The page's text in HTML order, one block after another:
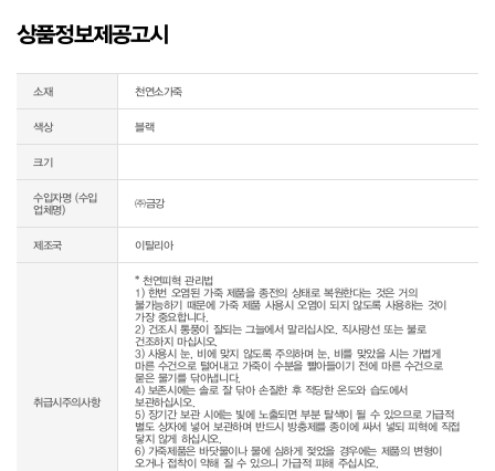
상품정보제공고시
소재 천연소가죽
색상 블랙
크기
수입자명 (수입
업체명)
㈜금강
제조국 이탈리아
취급시주의사항
* 천연피혁 관리법
1) 한번 오염된 가죽 제품을 종전의 상태로 복원한다는 것은 거의
불가능하기 때문에 가죽 제품 사용시 오염이 되지 않도록 사용하는 것이
가장 중요합니다.
2) 건조시 통풍이 잘되는 그늘에서 말리십시오. 직사광선 또는 불로
건조하지 마십시오.
3) 사용시 눈, 비에 맞지 않도록 주의하며 눈, 비를 맞았을 시는 가볍게
마른 수건으로 털어내고 가죽이 수분을 빨아들이기 전에 마른 수건으로
묻은 물기를 닦아냅니다.
4) 보존시에는 솔로 잘 닦아 손질한 후 적당한 온도와 습도에서
보관하십시오.
5) 장기간 보관 시에는 빛에 노출되면 부분 탈색이 될 수 있으므로 가급적
별도 상자에 넣어 보관하며 반드시 방충제를 종이에 싸서 넣되 피혁에 직접
닿지 않게 하십시오.
6) 가죽제품은 바닷물이나 물에 심하게 젖었을 경우에는 제품의 변형이
오거나 접착이 약해 질 수 있으니 가급적 피해 주십시오.